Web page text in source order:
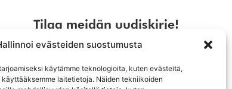
evästeiden suostumusta
käytämme teknologioita, kuten evästeitä,
laitetietoja. Näiden tekniikoiden
Tilaa meidän uudiskirje!